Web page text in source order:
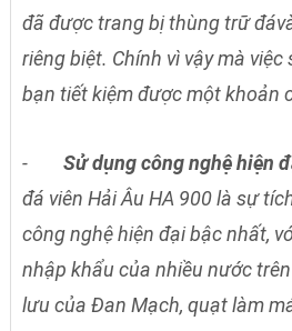
đã được trang bị thùng trữ
riêng biệt. Chính vì vậy mà
bạn tiết kiệm được một khoản
- Sử dụng công nghệ hiện
đá viên Hải Âu HA 900 là sự
công nghệ hiện đại bậc nhất,
nhập khẩu của nhiều nước
lưu của Đan Mạch, quạt làm